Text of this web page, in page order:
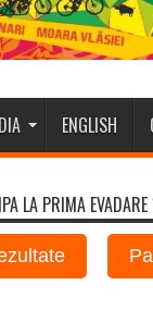
ENGLISH
LA PRIMA